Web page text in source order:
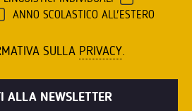
ANNO SCOLASTICO ALL'ESTERO
SULLA PRIVACY.